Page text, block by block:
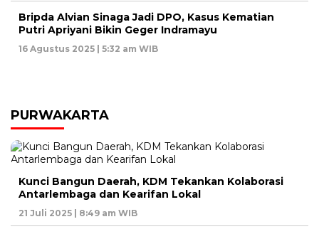
Bripda Alvian Sinaga Jadi DPO, Kasus Kematian
Putri Apriyani Bikin Geger Indramayu
16 Agustus 2025 | 5:32 am WIB
PURWAKARTA
Kunci Bangun Daerah, KDM Tekankan Kolaborasi
Antarlembaga dan Kearifan Lokal
21 Juli 2025 | 8:49 am WIB